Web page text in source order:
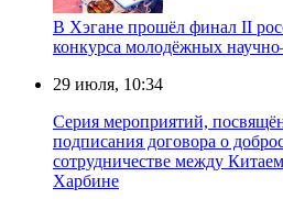
В Хэгане прошёл финал II
конкурса молодёжных
29 июля, 10:34
Серия мероприятий,
подписания договора о
сотрудничестве между
Харбине